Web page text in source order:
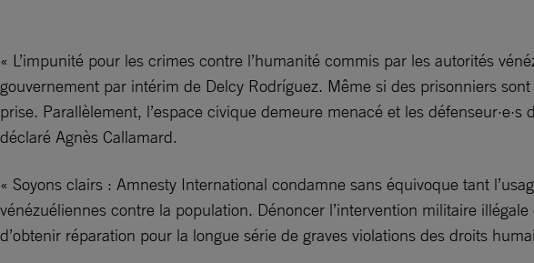
« L’impunité pour les crimes contre l’humanité commis par les autorités
gouvernement par intérim de Delcy Rodríguez. Même si des prisonniers
prise. Parallèlement, l’espace civique demeure menacé et les
déclaré Agnès Callamard.
« Soyons clairs : Amnesty International condamne sans équivoque tant
vénézuéliennes contre la population. Dénoncer l’intervention militaire
d’obtenir réparation pour la longue série de graves violations des droits